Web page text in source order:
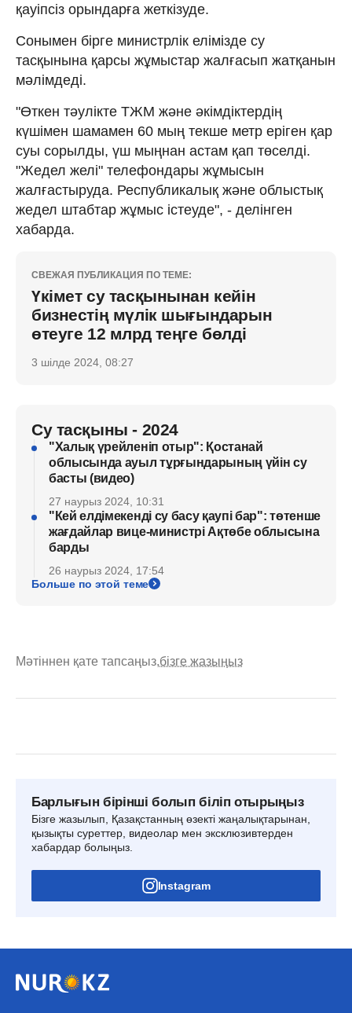
қауіпсіз орындарға жеткізуде.
Сонымен бірге министрлік елімізде су
тасқынына қарсы жұмыстар жалғасып жатқанын
мәлімдеді.
"Өткен тәулікте ТЖМ және әкімдіктердің
күшімен шамамен 60 мың текше метр еріген қар
суы сорылды, үш мыңнан астам қап төселді.
"Жедел желі" телефондары жұмысын
жалғастыруда. Республикалық және облыстық
жедел штабтар жұмыс істеуде", - делінген
хабарда.
СВЕЖАЯ ПУБЛИКАЦИЯ ПО ТЕМЕ:
Үкімет су тасқынынан кейін
бизнестің мүлік шығындарын
өтеуге 12 млрд теңге бөлді
3 шілде 2024, 08:27
Су тасқыны - 2024
"Халық үрейленіп отыр": Қостанай
облысында ауыл тұрғындарының үйін су
басты (видео)
27 наурыз 2024, 10:31
"Кей елдімекенді су басу қаупі бар": төтенше
жағдайлар вице-министрі Ақтөбе облысына
барды
26 наурыз 2024, 17:54
Больше по этой теме
Мәтіннен қате тапсаңыз,бізге жазыңыз
Барлығын бірінші болып біліп отырыңыз
Бізге жазылып, Қазақстанның өзекті жаңалықтарынан,
қызықты суреттер, видеолар мен эксклюзивтерден
хабардар болыңыз.
Instagram